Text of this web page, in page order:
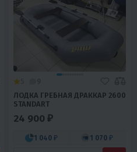
ЛОДКА ГРЕБНАЯ ДРАККАР 2600
STANDART
24 900 ₽
1 040 ₽ 1 070 ₽